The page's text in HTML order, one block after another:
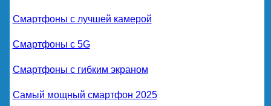
Смартфоны с лучшей камерой
Смартфоны с 5G
Смартфоны с гибким экраном
Самый мощный смартфон 2025